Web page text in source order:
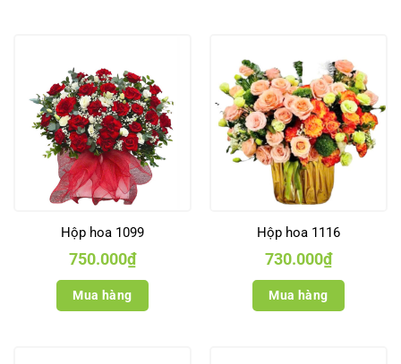
Hộp hoa 1099
750.000₫
Mua hàng
Hộp hoa 1116
730.000₫
Mua hàng